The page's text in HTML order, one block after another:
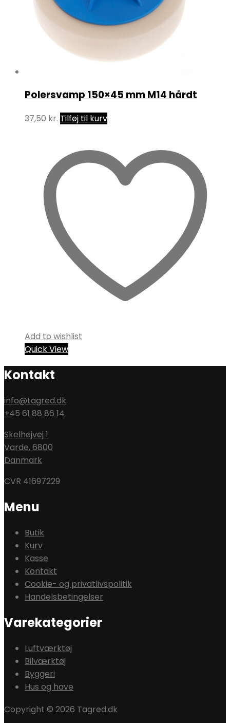
Polersvamp 150×45 mm M14 hårdt
37,50 kr. Tilføj til kurv
Add to wishlist
Quick View
Kontakt
info@tagred.dk
+45 61 88 86 14
Skelhøjvej 1
Varde,6800
Danmark
CVR 41697229
Menu
Butik
Kurv
Kasse
Kontakt
Cookie- og privatlivspolitik
Handelsbetingelser
Varekategorier
Luftværktøj
Bilværktøj
Byggeri
Hus og have
Copyright © 2026 Tagred.dk